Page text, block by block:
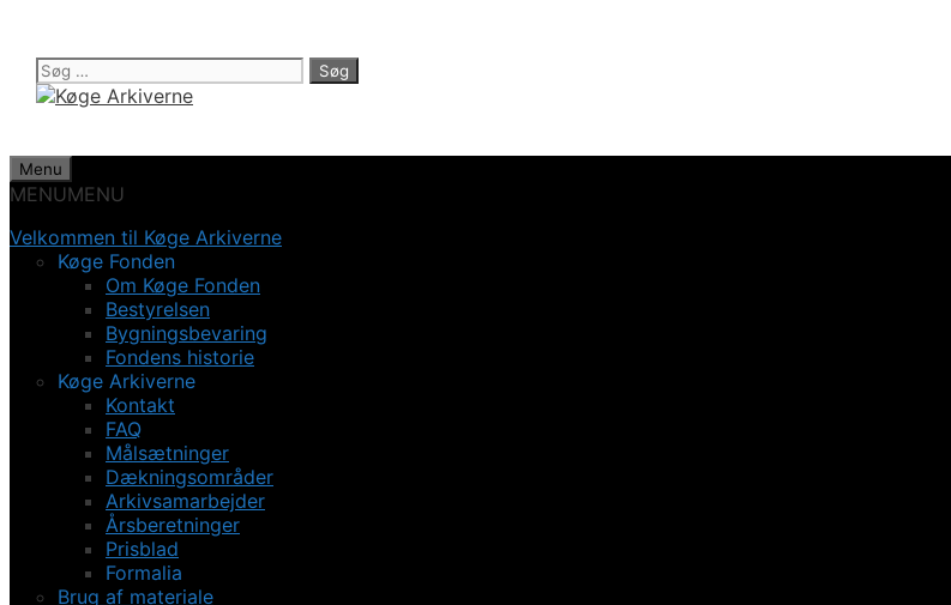
indhold
Søg
efter:
Menu
MENUMENU
Velkommen til Køge Arkiverne
Køge Fonden
Om Køge Fonden
Bestyrelsen
Bygningsbevaring
Fondens historie
Køge Arkiverne
Kontakt
FAQ
Målsætninger
Dækningsområder
Arkivsamarbejder
Årsberetninger
Prisblad
Formalia
Brug af materiale